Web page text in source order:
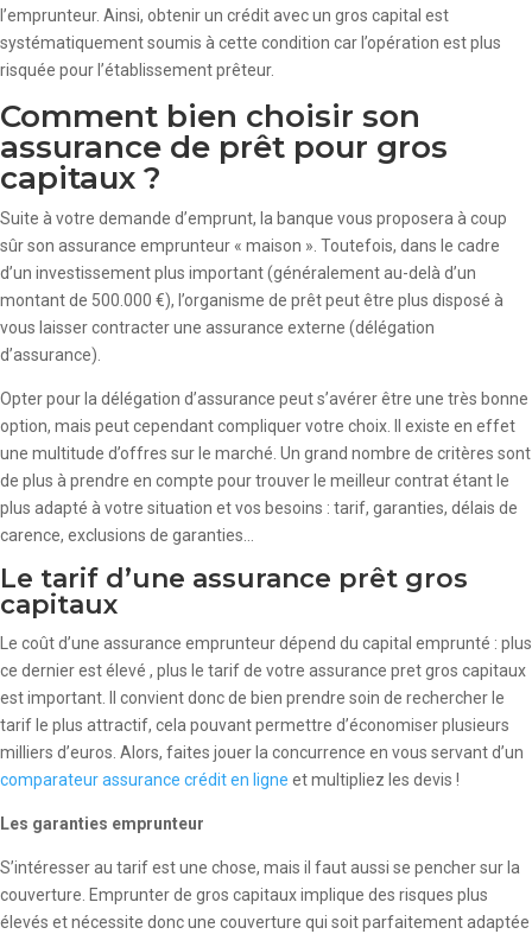
l’emprunteur. Ainsi, obtenir un crédit avec un gros capital est
systématiquement soumis à cette condition car l’opération est plus
risquée pour l’établissement prêteur.
Comment bien choisir son
assurance de prêt pour gros
capitaux ?
Suite à votre demande d’emprunt, la banque vous proposera à coup
sûr son assurance emprunteur « maison ». Toutefois, dans le cadre
d’un investissement plus important (généralement au-delà d’un
montant de 500.000 €), l’organisme de prêt peut être plus disposé à
vous laisser contracter une assurance externe (délégation
d’assurance).
Opter pour la délégation d’assurance peut s’avérer être une très bonne
option, mais peut cependant compliquer votre choix. Il existe en effet
une multitude d’offres sur le marché. Un grand nombre de critères sont
de plus à prendre en compte pour trouver le meilleur contrat étant le
plus adapté à votre situation et vos besoins : tarif, garanties, délais de
carence, exclusions de garanties…
Le tarif d’une assurance prêt gros
capitaux
Le coût d’une assurance emprunteur dépend du capital emprunté : plus
ce dernier est élevé , plus le tarif de votre assurance pret gros capitaux
est important. Il convient donc de bien prendre soin de rechercher le
tarif le plus attractif, cela pouvant permettre d’économiser plusieurs
milliers d’euros. Alors, faites jouer la concurrence en vous servant d’un
comparateur assurance crédit en ligne et multipliez les devis !
Les garanties emprunteur
S’intéresser au tarif est une chose, mais il faut aussi se pencher sur la
couverture. Emprunter de gros capitaux implique des risques plus
élevés et nécessite donc une couverture qui soit parfaitement adaptée